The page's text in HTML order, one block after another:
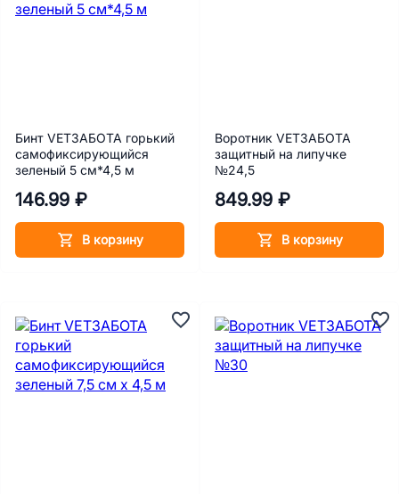
Бинт VETЗАБОТА горький
самофиксирующийся
зеленый 5 см*4,5 м
146.99 ₽
В корзину
Воротник VETЗАБОТА
защитный на липучке
№24,5
849.99 ₽
В корзину